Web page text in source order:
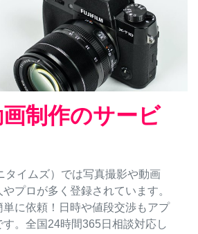
制作のサービ
タイムズ）では写真撮影や動画
プロが多く登録されています。
単に依頼！日時や値段交渉もアプ
す。全国24時間365日相談対応し